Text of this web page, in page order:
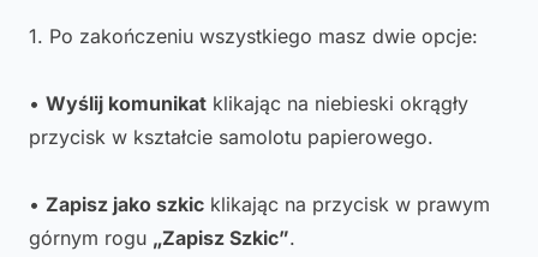
1. Po zakończeniu wszystkiego masz dwie opcje:
• Wyślij komunikat klikając na niebieski okrągły
przycisk w kształcie samolotu papierowego.
• Zapisz jako szkic klikając na przycisk w prawym
górnym rogu „Zapisz Szkic”.